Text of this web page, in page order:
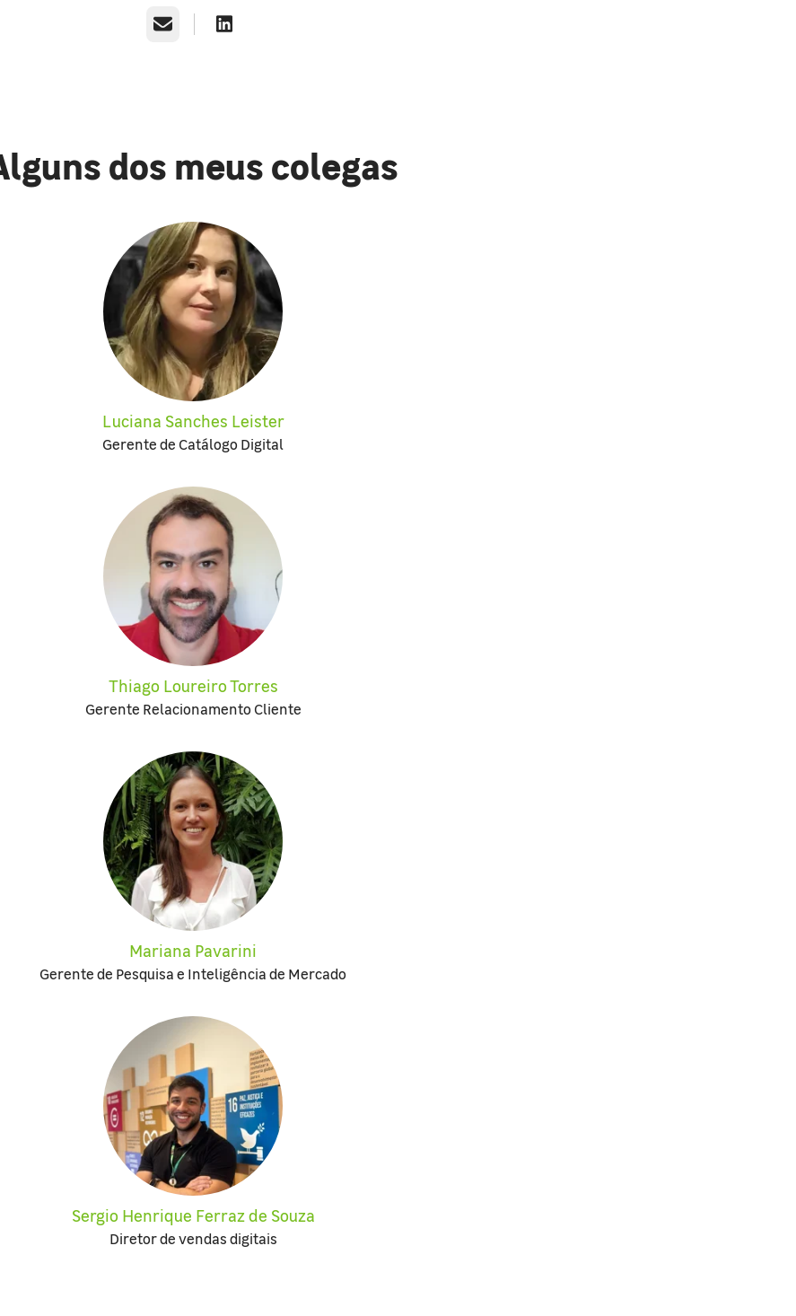
E-mail
dos meus colegas
Luciana Sanches Leister
Gerente de Catálogo Digital
Thiago Loureiro Torres
Gerente Relacionamento Cliente
Mariana Pavarini
Gerente de Pesquisa e Inteligência de Mercado
Sergio Henrique Ferraz de Souza
Diretor de vendas digitais